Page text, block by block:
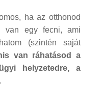
ha az otthonod
van egy fecni, ami
(szintén saját
van ráhatásod a
helyzetedre, a